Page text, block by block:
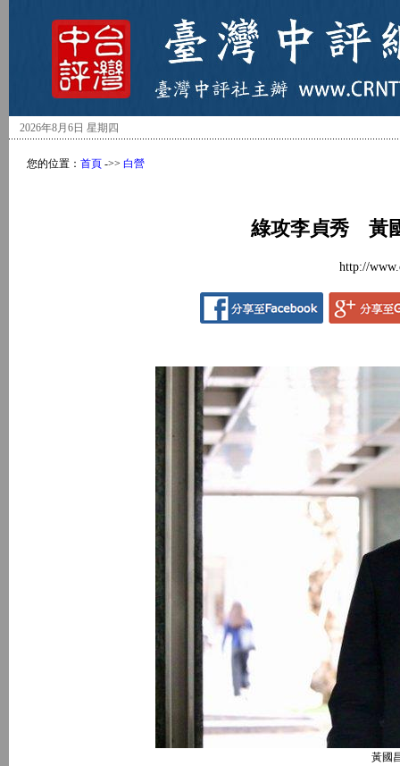
2026年8月6日 星期四
您的位置： 首頁 ->> 白營
綠攻李貞秀 黃
http://
黃國